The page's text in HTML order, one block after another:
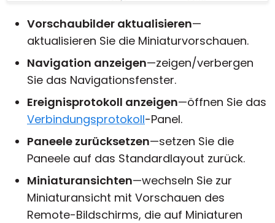
Vorschaubilder aktualisieren—
aktualisieren Sie die Miniaturvorschauen.
Navigation anzeigen—zeigen/verbergen
Sie das Navigationsfenster.
Ereignisprotokoll anzeigen—öffnen Sie das
Verbindungsprotokoll-Panel.
Paneele zurücksetzen—setzen Sie die
Paneele auf das Standardlayout zurück.
Miniaturansichten—wechseln Sie zur
Miniaturansicht mit Vorschauen des
Remote-Bildschirms, die auf Miniaturen